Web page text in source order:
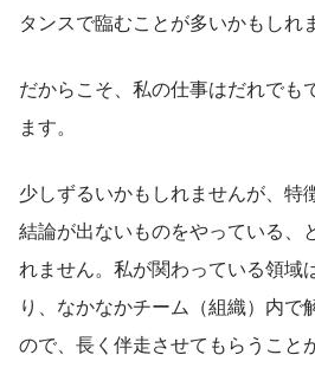
タンスで臨むことが多いかもしれ
だからこそ、私の仕事はだれでも
ます。
少しずるいかもしれませんが、特
結論が出ないものをやっている、
れません。私が関わっている領域
り、なかなかチーム（組織）内で
ので、長く伴走させてもらうこと